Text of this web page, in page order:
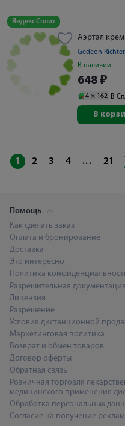
Яндекс Сплит
Аэртал
Gedeon Richter
В наличии
648 ₽
4 × 162 В
В
1 2 3 4 ... 21
Помощь
Как сделать заказ
Оплата и бронирование
Доставка
Это интересно
Политика
Разрешительная документация
Лицензия
Разрешение
Условия дистанционной
Маркетинговая политика
Возврат и обмен товаров
Договор оферты
Обратная связь
Розничная торговля
медицинского применения
Обработка персональных
Согласие на получение